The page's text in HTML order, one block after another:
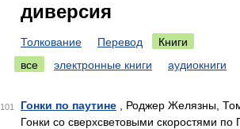
диверсия
Толкование Перевод
Книги
все
электронные книги аудиокниги
101 Гонки по паутине , Роджер Желязны,
Гонки со сверхсветовыми скоростями